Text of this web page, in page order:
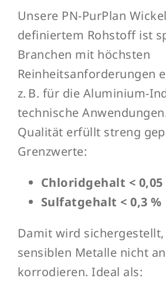
Unsere PN-PurPlan
definiertem Rohstoff ist
Branchen mit höchsten
Reinheitsanforderungen
z. B. für die Aluminium-
technische
Qualität erfüllt streng
Grenzwerte:
Chloridgehalt < 0,05
Sulfatgehalt < 0,3 %
Damit wird
sensiblen Metalle nicht
korrodieren. Ideal als: